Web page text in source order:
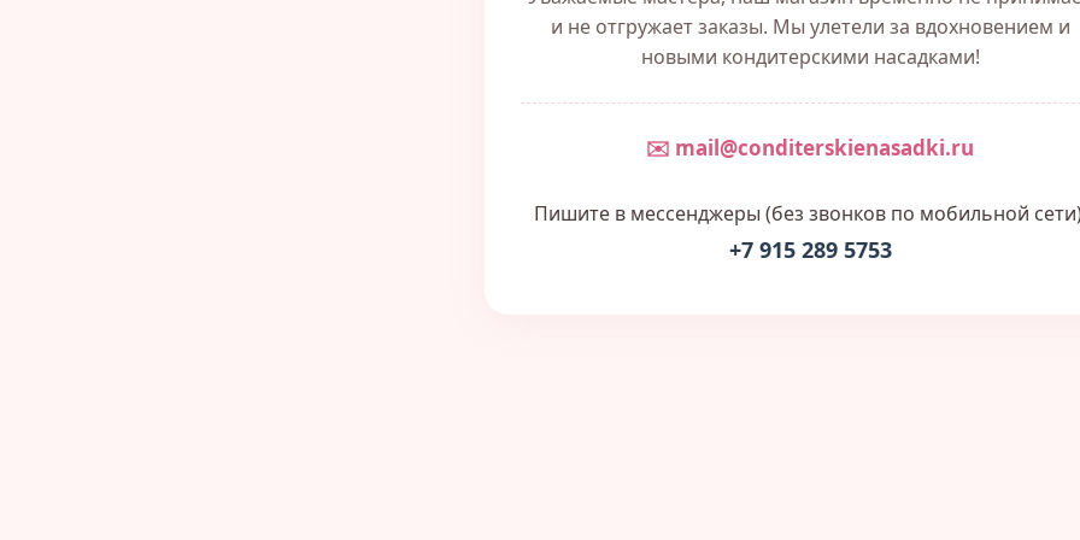
и не отгружает заказы. Мы улетели за вдохновением и
новыми кондитерскими насадками!
✉️ mail@conditerskienasadki.ru
Пишите в мессенджеры (без звонков по мобильной
+7 915 289 5753